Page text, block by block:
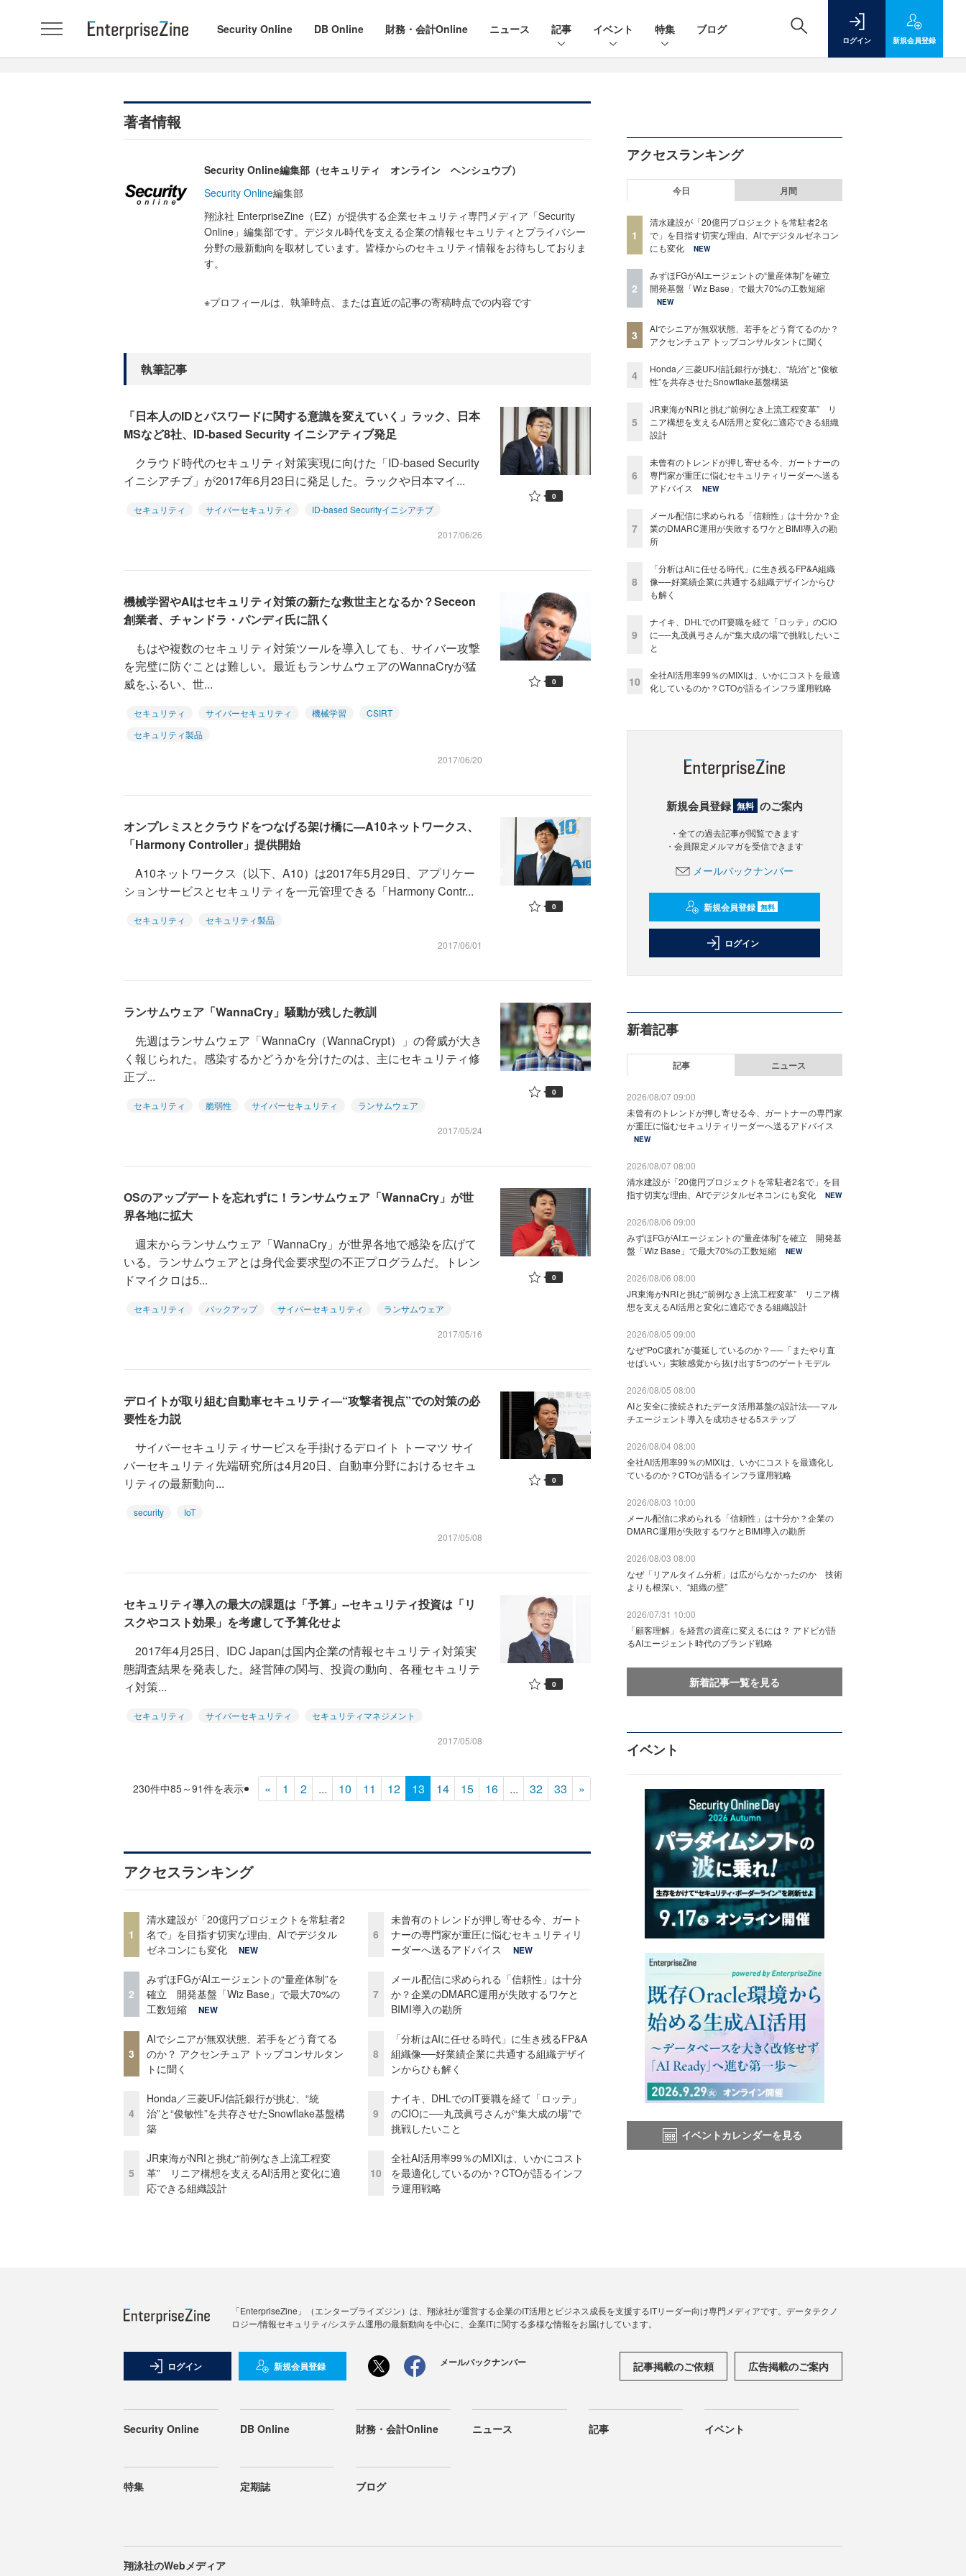
Security Online DB Online 財務・会計Online ニュース 記事 イベント 特集 ブログ
ログイン 新規会員登録
著者情報
Security Online編集部（セキュリティ オンライン ヘンシュウブ）
Security Online編集部
翔泳社 EnterpriseZine（EZ）が提供する企業セキュリティ専門メディア「Security
Online」編集部です。デジタル時代を支える企業の情報セキュリティとプライバシー
分野の最新動向を取材しています。皆様からのセキュリティ情報をお待ちしておりま
す。
※プロフィールは、執筆時点、または直近の記事の寄稿時点での内容です
執筆記事
「日本人のIDとパスワードに関する意識を変えていく」ラック、日本
MSなど8社、ID-based Security イニシアティブ発足
クラウド時代のセキュリティ対策実現に向けた「ID-based Security
イニシアチブ」が2017年6月23日に発足した。ラックや日本マイ...
セキュリティ サイバーセキュリティ ID-based Securityイニシアチブ
2017/06/26
0
機械学習やAIはセキュリティ対策の新たな救世主となるか？Seceon
創業者、チャンドラ・パンディ氏に訊く
もはや複数のセキュリティ対策ツールを導入しても、サイバー攻撃
を完璧に防ぐことは難しい。最近もランサムウェアのWannaCryが猛
威をふるい、世...
セキュリティ サイバーセキュリティ 機械学習
CSIRT
セキュリティ製品
2017/06/20
0
オンプレミスとクラウドをつなげる架け橋に―A10ネットワークス、
「Harmony Controller」提供開始
A10ネットワークス（以下、A10）は2017年5月29日、アプリケー
ションサービスとセキュリティを一元管理できる「Harmony Contr...
セキュリティ セキュリティ製品
2017/06/01
0
ランサムウェア「WannaCry」騒動が残した教訓
先週はランサムウェア「WannaCry（WannaCrypt）」の脅威が大き
く報じられた。感染するかどうかを分けたのは、主にセキュリティ修
正プ...
セキュリティ 脆弱性 サイバーセキュリティ ランサムウェア
2017/05/24
0
OSのアップデートを忘れずに！ランサムウェア「WannaCry」が世
界各地に拡大
週末からランサムウェア「WannaCry」が世界各地で感染を広げて
いる。ランサムウェアとは身代金要求型の不正プログラムだ。トレン
ドマイクロは5...
セキュリティ バックアップ サイバーセキュリティ ランサムウェア
2017/05/16
0
デロイトが取り組む自動車セキュリティ―“攻撃者視点”での対策の必
要性を力説
サイバーセキュリティサービスを手掛けるデロイト トーマツ サイ
バーセキュリティ先端研究所は4月20日、自動車分野におけるセキュ
リティの最新動向...
security IoT
2017/05/08
0
セキュリティ導入の最大の課題は「予算」--セキュリティ投資は「リ
スクやコスト効果」を考慮して予算化せよ
2017年4月25日、IDC Japanは国内企業の情報セキュリティ対策実
態調査結果を発表した。経営陣の関与、投資の動向、各種セキュリテ
ィ対策...
セキュリティ サイバーセキュリティ セキュリティマネジメント
2017/05/08
0
230件中85～91件を表示 « 1 2 ... 10 11 12 13 14 15 16 ... 32 33 »
アクセスランキング
1
清水建設が「20億円プロジェクトを常駐者2
名で」を目指す切実な理由、AIでデジタル
ゼネコンにも変化
NEW
2
みずほFGがAIエージェントの“量産体制”を
確立 開発基盤「Wiz Base」で最大70%の
工数短縮
NEW
3
AIでシニアが無双状態、若手をどう育てる
のか？ アクセンチュア トップコンサルタン
トに聞く
4
Honda／三菱UFJ信託銀行が挑む、“統
治”と“俊敏性”を共存させたSnowflake基盤構
築
5
JR東海がNRIと挑む“前例なき上流工程変
革” リニア構想を支えるAI活用と変化に適
応できる組織設計
6
未曾有のトレンドが押し寄せる今、ガート
ナーの専門家が重圧に悩むセキュリティリ
ーダーへ送るアドバイス
NEW
7
メール配信に求められる「信頼性」は十分
か？企業のDMARC運用が失敗するワケと
BIMI導入の勘所
8
「分析はAIに任せる時代」に生き残るFP&A
組織像──好業績企業に共通する組織デザイ
ンからひも解く
9
ナイキ、DHLでのIT要職を経て「ロッテ」
のCIOに──丸茂眞弓さんが“集大成の場”で
挑戦したいこと
10
全社AI活用率99％のMIXIは、いかにコスト
を最適化しているのか？CTOが語るインフ
ラ運用戦略
アクセスランキング
今日 月間
1
清水建設が「20億円プロジェクトを常駐者2名
で」を目指す切実な理由、AIでデジタルゼネコン
にも変化
NEW
2
みずほFGがAIエージェントの“量産体制”を確立
開発基盤「Wiz Base」で最大70%の工数短縮
NEW
3
AIでシニアが無双状態、若手をどう育てるのか？
アクセンチュア トップコンサルタントに聞く
4
Honda／三菱UFJ信託銀行が挑む、“統治”と“俊敏
性”を共存させたSnowflake基盤構築
5
JR東海がNRIと挑む“前例なき上流工程変革” リ
ニア構想を支えるAI活用と変化に適応できる組織
設計
6
未曾有のトレンドが押し寄せる今、ガートナーの
専門家が重圧に悩むセキュリティリーダーへ送る
アドバイス
NEW
7
メール配信に求められる「信頼性」は十分か？企
業のDMARC運用が失敗するワケとBIMI導入の勘
所
8
「分析はAIに任せる時代」に生き残るFP&A組織
像──好業績企業に共通する組織デザインからひ
も解く
9
ナイキ、DHLでのIT要職を経て「ロッテ」のCIO
に──丸茂眞弓さんが“集大成の場”で挑戦したいこ
と
10
全社AI活用率99％のMIXIは、いかにコストを最適
化しているのか？CTOが語るインフラ運用戦略
新規会員登録 無料 のご案内
・全ての過去記事が閲覧できます
・会員限定メルマガを受信できます
メールバックナンバー
新規会員登録 無料
ログイン
新着記事
記事 ニュース
2026/08/07 09:00
未曾有のトレンドが押し寄せる今、ガートナーの専門家
が重圧に悩むセキュリティリーダーへ送るアドバイス
NEW
2026/08/07 08:00
清水建設が「20億円プロジェクトを常駐者2名で」を目
指す切実な理由、AIでデジタルゼネコンにも変化
NEW
2026/08/06 09:00
みずほFGがAIエージェントの“量産体制”を確立 開発基
盤「Wiz Base」で最大70%の工数短縮
NEW
2026/08/06 08:00
JR東海がNRIと挑む“前例なき上流工程変革” リニア構
想を支えるAI活用と変化に適応できる組織設計
2026/08/05 09:00
なぜ“PoC疲れ”が蔓延しているのか？──「またやり直
せばいい」実験感覚から抜け出す5つのゲートモデル
2026/08/05 08:00
AIと安全に接続されたデータ活用基盤の設計法──マル
チエージェント導入を成功させる5ステップ
2026/08/04 08:00
全社AI活用率99％のMIXIは、いかにコストを最適化し
ているのか？CTOが語るインフラ運用戦略
2026/08/03 10:00
メール配信に求められる「信頼性」は十分か？企業の
DMARC運用が失敗するワケとBIMI導入の勘所
2026/08/03 08:00
なぜ「リアルタイム分析」は広がらなかったのか 技術
よりも根深い、“組織の壁”
2026/07/31 10:00
「顧客理解」を経営の資産に変えるには？ アドビが語
るAIエージェント時代のブランド戦略
新着記事一覧を見る
イベント
イベントカレンダーを見る
「EnterpriseZine」（エンタープライズジン）は、翔泳社が運営する企業のIT活用とビジネス成長を支援するITリーダー向け専門メディアです。データテクノ
ロジー/情報セキュリティ/システム運用の最新動向を中心に、企業ITに関する多様な情報をお届けしています。
ログイン 新規会員登録 メールバックナンバー 記事掲載のご依頼 広告掲載のご案内
Security Online DB Online 財務・会計Online ニュース 記事 イベント
特集 定期誌 ブログ
翔泳社のWebメディア